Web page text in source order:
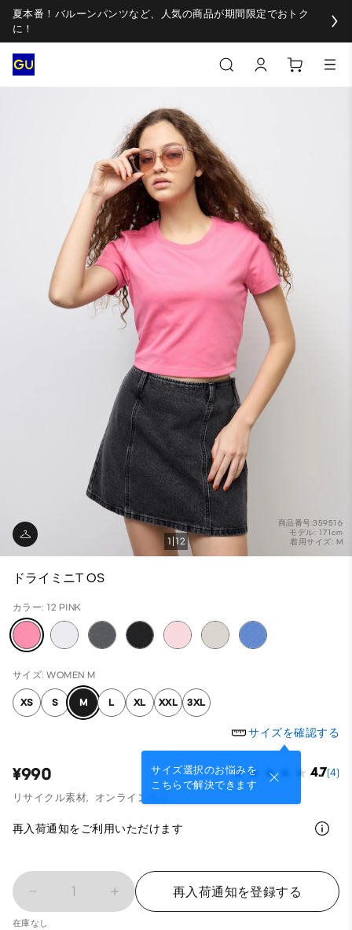
夏本番！バルーンパンツなど、人気の商品が期間限定でおトク
に！
商品番号:359516
モデル: 171cm
着用サイズ: M
1 12
ドライミニT OS
カラー: 12 PINK
サイズ: WOMEN M
XS S M L XL XXL 3XL
サイズを確認する
サイズ選択のお悩みを
こちらで解決できます
¥990 4.7(4)
リサイクル素材, オンライン商品
再入荷通知をご利用いただけます
1 再入荷通知を登録する
在庫なし